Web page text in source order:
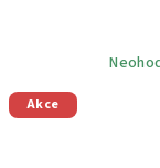
Akce